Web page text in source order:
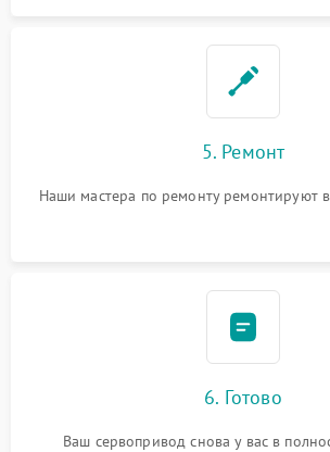
5. Ремонт
Наши мастера по ремонту ремонтируют
6. Готово
Ваш сервопривод снова у вас в